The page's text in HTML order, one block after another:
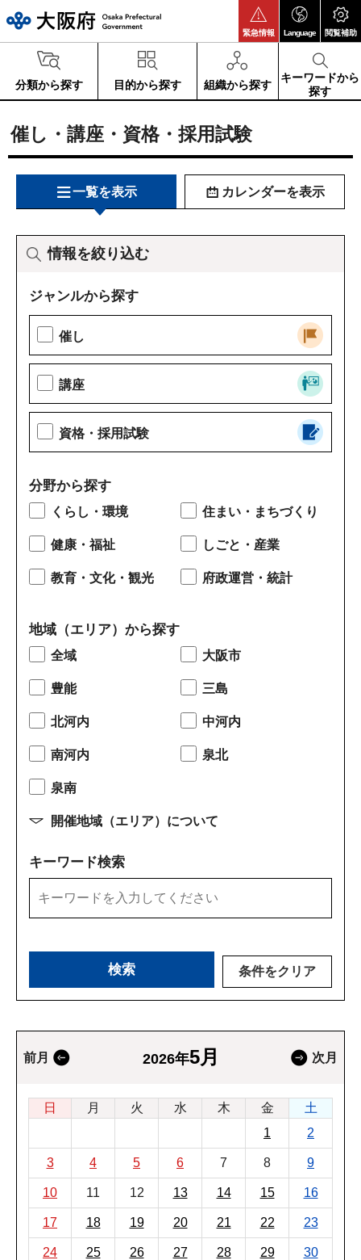
緊急情報 Language 閲覧補助
分類から探す 目的から探す 組織から探す
キーワードから
探す
催し・講座・資格・採用試験
一覧を表示 カレンダーを表示
情報を絞り込む
ジャンルから探す
催し
講座
資格・採用試験
分野から探す
くらし・環境 住まい・まちづくり
健康・福祉 しごと・産業
教育・文化・観光 府政運営・統計
地域（エリア）から探す
全域 大阪市
豊能 三島
北河内 中河内
南河内 泉北
泉南
開催地域（エリア）について
キーワード検索
条件をクリア
前月 2026年5月 次月
日 月 火 水 木 金
土
1
2
3 4 5 6 7 8 9
10 11 12 13 14 15 16
17 18 19 20 21 22 23
24 25 26 27 28 29 30